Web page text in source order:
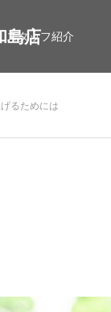
島店
スタッフ紹介
るためには